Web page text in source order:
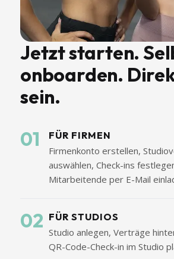
Jetzt starten.
onboarden.
sein.
01
FÜR FIRMEN
Firmenkonto erstellen,
auswählen, Check-ins
Mitarbeitende per E-Mail
02 FÜR STUDIOS
Studio anlegen, Verträge
QR-Code-Check-in im Studio